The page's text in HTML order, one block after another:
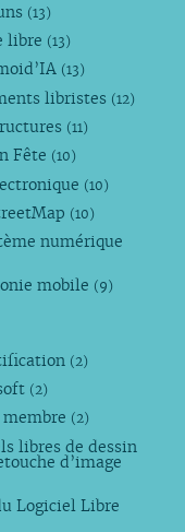
(13)
libre (13)
(13)
libristes (12)
(11)
Fête (10)
(10)
(10)
numérique
mobile (9)
(2)
(2)
membre (2)
libres de dessin
d’image
Logiciel Libre